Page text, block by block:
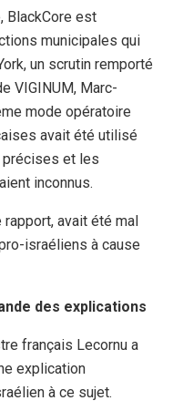
BlackCore est
municipales qui
un scrutin remporté
VIGINUM, Marc-
mode opératoire
avait été utilisé
précises et les
inconnus.
avait été mal
israéliens à cause
des explications
français Lecornu a
explication
à ce sujet.